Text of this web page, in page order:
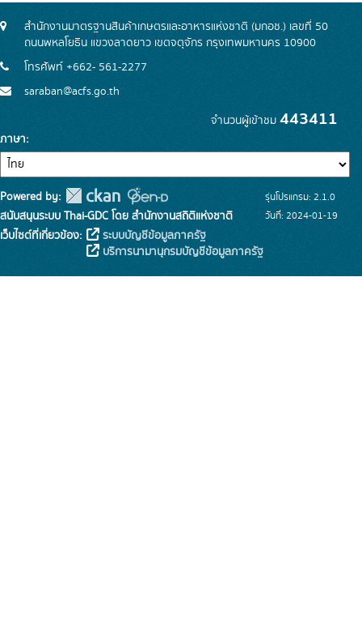
สำนักงานมาตรฐานสินค้าเกษตรและอาหารแห่งชาติ (มกอช.) เลขที่ 50
ถนนพหลโยธิน แขวงลาดยาว เขตจตุจักร กรุงเทพมหานคร 10900
โทรศัพท์ +662- 561-2277
saraban@acfs.go.th
จำนวนผู้เข้าชม 443411
ภาษา
Powered by:
สนับสนุนระบบ Thai-GDC โดย สำนักงานสถิติแห่งชาติ
เว็บไซต์ที่เกี่ยวข้อง:
ระบบบัญชีข้อมูลภาครัฐ
บริการนามานุกรมบัญชีข้อมูลภาครัฐ
รุ่นโปรแกรม: 2.1.0
วันที่: 2024-01-19